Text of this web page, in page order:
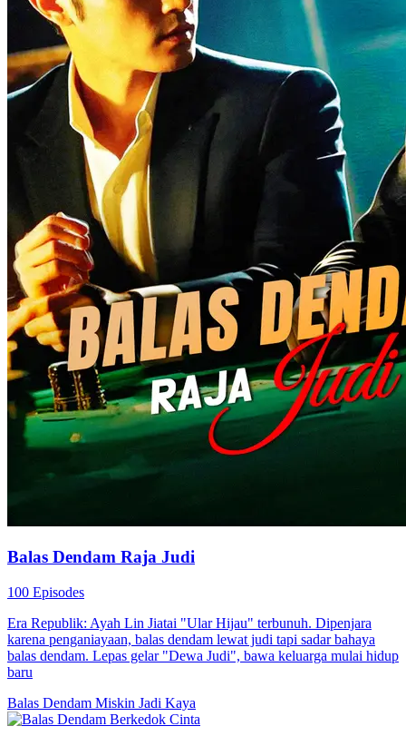
Balas Dendam Raja Judi
100 Episodes
Era Republik: Ayah Lin Jiatai "Ular Hijau" terbunuh. Dipenjara
karena penganiayaan, balas dendam lewat judi tapi sadar bahaya
balas dendam. Lepas gelar "Dewa Judi", bawa keluarga mulai hidup
baru
Balas Dendam Miskin Jadi Kaya